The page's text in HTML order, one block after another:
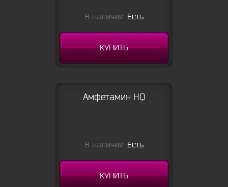
В наличии: Есть
КУПИТЬ
Амфетамин HQ
В наличии: Есть
КУПИТЬ